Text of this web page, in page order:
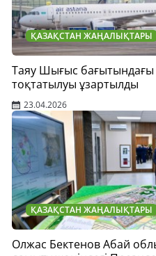
ҚАЗАҚСТАН ЖАҢАЛЫҚТАРЫ
Таяу Шығыс бағытындағы
тоқтатылуы ұзартылды
23.04.2026
ҚАЗАҚСТАН ЖАҢАЛЫҚТАРЫ
Олжас Бектенов Абай